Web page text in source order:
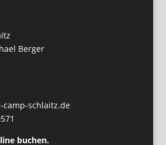
Berger
camp-schlaitz.de
buchen.